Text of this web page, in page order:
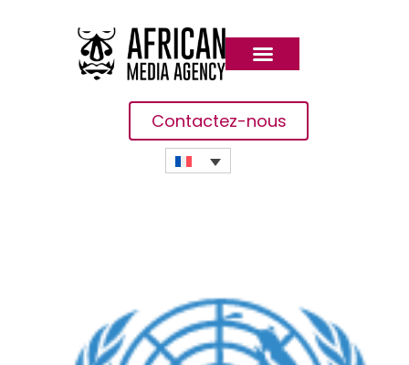
Contactez-nous